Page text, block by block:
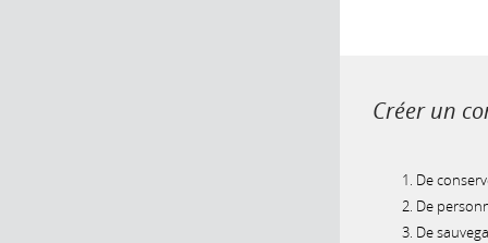
Créer un
De
De
De